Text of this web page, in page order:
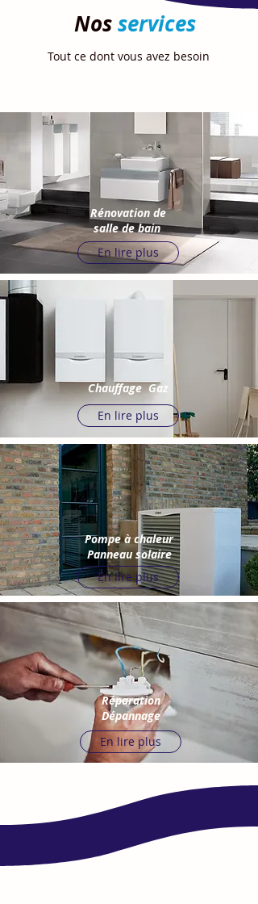
Nosservices
Tout ce dont vous avez besoin
Rénovation de
salle de bain
En lire plus
Chauffage Gaz
En lire plus
Pompe à chaleur
Panneau solaire
En lire plus
Réparation
Dépannage
En lire plus